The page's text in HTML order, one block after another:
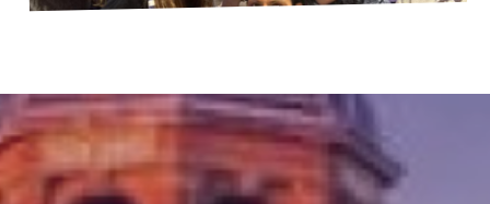
Gemeenteraadsverkiezingen 2026